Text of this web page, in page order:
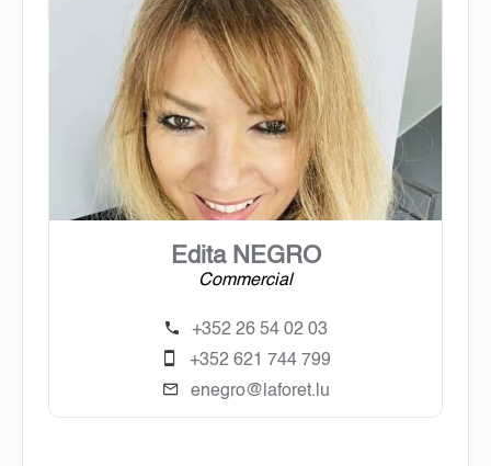
Edita NEGRO
Commercial
+352 26 54 02 03
+352 621 744 799
enegro@laforet.lu